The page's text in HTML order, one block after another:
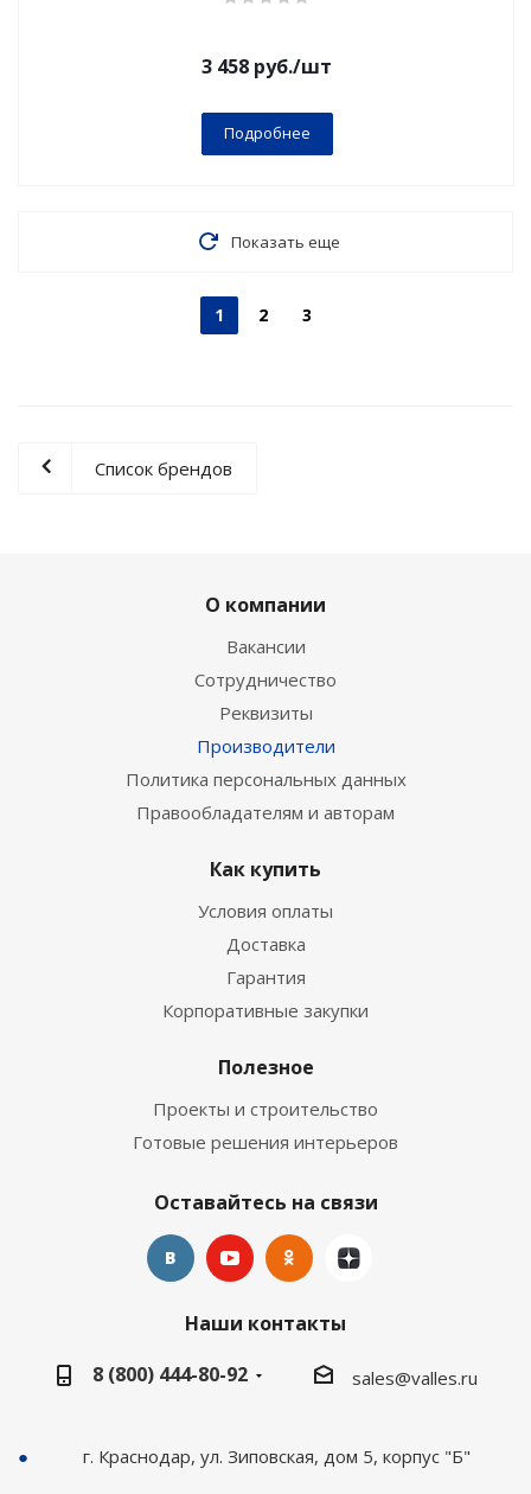
3 458 руб./шт
Подробнее
Показать еще
1 2 3
Список брендов
О компании
Вакансии
Сотрудничество
Реквизиты
Производители
Политика персональных данных
Правообладателям и авторам
Как купить
Условия оплаты
Доставка
Гарантия
Корпоративные закупки
Полезное
Проекты и строительство
Готовые решения интерьеров
Оставайтесь на связи
Наши контакты
8 (800) 444-80-92
sales@valles.ru
г. Краснодар, ул. Зиповская, дом 5, корпус "Б"